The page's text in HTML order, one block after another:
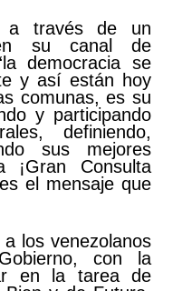
a través de un
en su canal de
democracia se
y así están hoy
comunas, es su
y participando
definiendo,
sus mejores
¡Gran Consulta
el mensaje que
los venezolanos
con la
en la tarea de